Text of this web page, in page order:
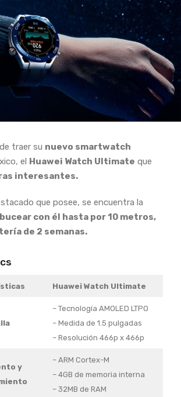
traer su nuevo smartwatch
el Huawei Watch Ultimate que
interesantes.
que posee, se encuentra la
con él hasta por 10 metros,
de 2 semanas.
Huawei Watch Ultimate
– Tecnología AMOLED LTPO
– Medida de 1.5 pulgadas
– Resolución 466p x 466p
y
– ARM Cortex-M
– 4GB de memoria interna
– 32MB de RAM